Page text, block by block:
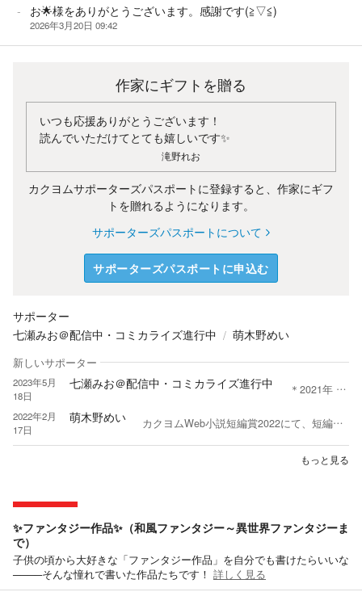
お🌟様をありがとうございます。感謝です(≧▽≦)
2026年3月20日 09:42
作家にギフトを贈る
いつも応援ありがとうございます！
読んでいただけてとても嬉しいです✨
滝野れお
カクヨムサポーターズパスポートに登録すると、作家にギフ
トを贈れるようになります。
サポーターズパスポートについて
サポーターズパスポートに申込む
サポーター
七瀬みお＠配信中・コミカライズ進行中
萌木野めい
新しいサポーター
2023年5月
18日
七瀬みお＠配信中・コミカライズ進行中 ＊2021年 集英社女性向け3レーベル合同漫画原作賞優秀作品 ＊2023年 商業化デビュー作『狼公爵に溺愛されています』めちゃコミックオリジナル ＊2024年 連載中『雲隠れ皇女は冷酷皇太子の腕の中〜』集英社デジマ ＊2024年 商業連載中『悩める王太子の癒し係』ネオページ ＊2025年 某作品コミカライズ企画進行中！ 漫画原作者。 デジタルマーガレット、コミックシーモア他書店様よりコミカライズ配信中 にまにま♡とハラハラ、ドキドキ、涙もあり。 そんな異世界の恋愛と艶っぽいイケメン好き。 作者はどれだけ幸せなイチャコラが書けるかに心燃やします。 読者登録、コメント、 ★評価、♡応援など有難うございます…！ 読者様の足跡は心からの励みに繋がります。 切なく恋しくて苦しむけれど、 ラストは伏線が繋がって ふぁ〰っとハッピーになれる展開が大好物。
2022年2月
17日
萌木野めい カクヨムWeb小説短編賞2022にて、短編特別賞を受賞しました！ 応援下さった方、本当にありがとうございました！ カクヨムWeb小説短編賞2022 最終選考結果 https://kakuyomu.jp/contests/kakuyomu_web_short_2022
もっと見る
✨ファンタジー作品✨（和風ファンタジー～異世界ファンタジーま
で）
子供の頃から大好きな「ファンタジー作品」を自分でも書けたらいいな
────そんな憧れで書いた作品たちです！ 詳しく見る